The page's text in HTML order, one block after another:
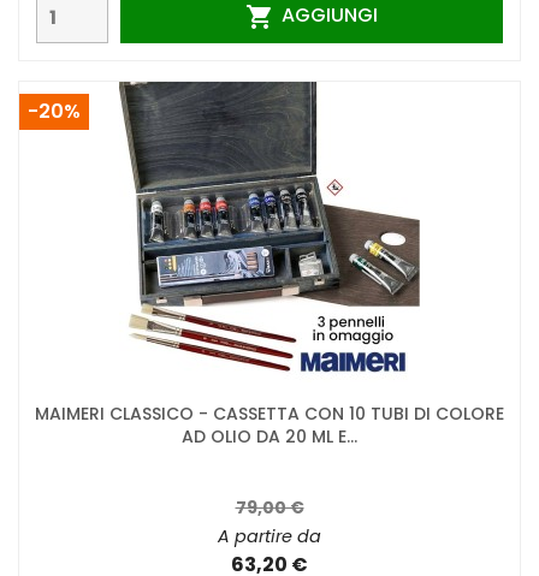
 AGGIUNGI
MAIMERI CLASSICO - CASSETTA CON 10 TUBI DI COLORE
AD OLIO DA 20 ML E...
79,00 €
A partire da
63,20 €
-20%